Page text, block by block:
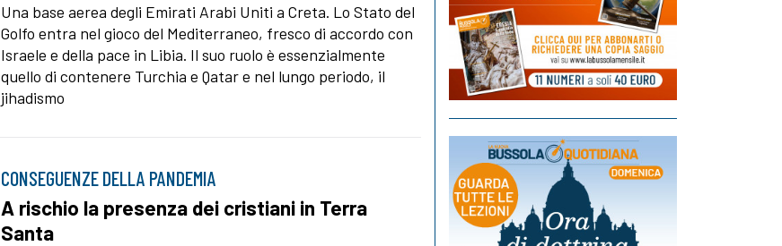
Una base aerea degli Emirati Arabi Uniti a Creta. Lo Stato del
Golfo entra nel gioco del Mediterraneo, fresco di accordo con
Israele e della pace in Libia. Il suo ruolo è essenzialmente
quello di contenere Turchia e Qatar e nel lungo periodo, il
jihadismo
CONSEGUENZE DELLA PANDEMIA
A rischio la presenza dei cristiani in Terra
Santa